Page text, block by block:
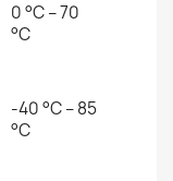
0 °C – 70
°C
-40 °C – 85
°C